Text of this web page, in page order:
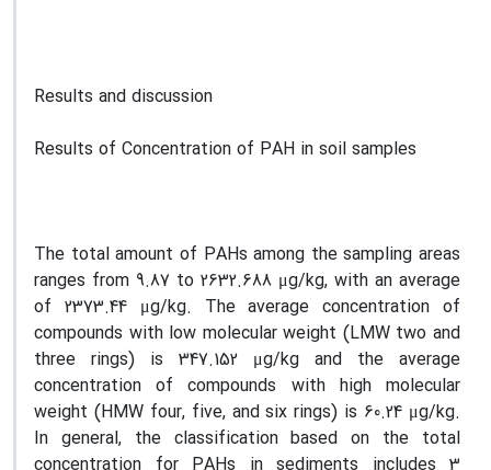
Results and discussion
Results of Concentration of PAH in soil samples
The total amount of PAHs among the sampling areas
ranges from 9.87 to 2632.688 μg/kg, with an average
of 2373.44 μg/kg. The average concentration of
compounds with low molecular weight (LMW two and
three rings) is 347.152 μg/kg and the average
concentration of compounds with high molecular
weight (HMW four, five, and six rings) is 60.24 μg/kg.
In general, the classification based on the total